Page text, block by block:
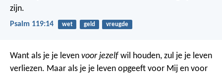
zijn.
Psalm 119:14 wet geld vreugde
Want als je je leven voor jezelf wil houden, zul je je leven
verliezen. Maar als je je leven opgeeft voor Mij en voor